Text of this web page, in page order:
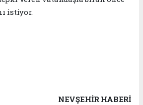
istiyor.
NEVŞEHIR HABERİ